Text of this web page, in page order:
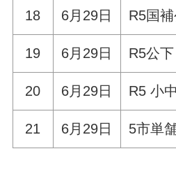
18 6月29日 R5国
19 6月29日 R5公
20 6月29日 R5 小
21 6月29日 5市単